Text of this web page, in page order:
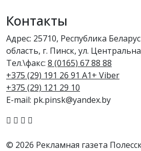
Контакты
Адрес: 25710, Республика
область, г. Пинск, ул.
Тел.\факс: 8 (0165) 67 88 88
+375 (29) 191 26 91 A1+ Viber
+375 (29) 121 29 10
E-mail: pk.pinsk@yandex.by
© 2026 Рекламная газета